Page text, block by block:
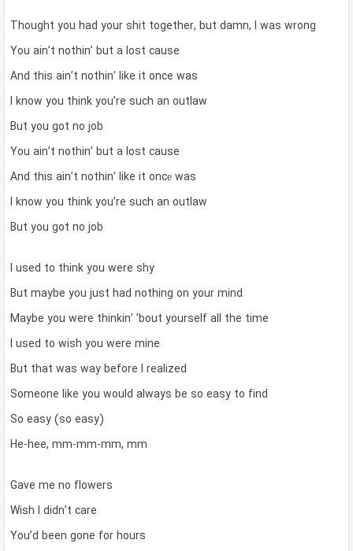
Thought you had your shit together, but damn, I was wrong
You ain’t nothin’ but a lost cause
And this ain’t nothin’ like it once was
I know you think you’re such an outlaw
But you got no job
You ain’t nothin’ but a lost cause
And this ain’t nothin’ like it oncе was
I know you think you’re such an outlaw
But you got no job
I used to think you were shy
But maybe you just had nothing on your mind
Maybe you were thinkin’ ’bout yourself all the time
I used to wish you were mine
But that was way before I realized
Someone like you would always be so easy to find
So easy (so easy)
He-hee, mm-mm-mm, mm
Gave me no flowers
Wish I didn’t care
You’d been gone for hours